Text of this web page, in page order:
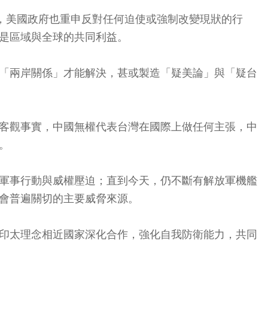
國政府也重申反對任何迫使或強制改變現狀的行
域與全球的共同利益。
兩岸關係」才能解決，甚或製造「疑美論」與「疑台
觀事實，中國無權代表台灣在國際上做任何主張，中
事行動與威權壓迫；直到今天，仍不斷有解放軍機艦
遍關切的主要威脅來源。
太理念相近國家深化合作，強化自我防衛能力，共同